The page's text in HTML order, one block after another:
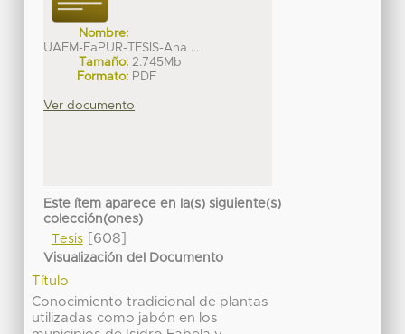
Nombre:
UAEM-FaPUR-TESIS-Ana ...
Tamaño: 2.745Mb
Formato: PDF
Ver documento
Este ítem aparece en la(s) siguiente(s)
colección(ones)
Tesis[608]
Visualización del Documento
Título
Conocimiento tradicional de plantas
utilizadas como jabón en los